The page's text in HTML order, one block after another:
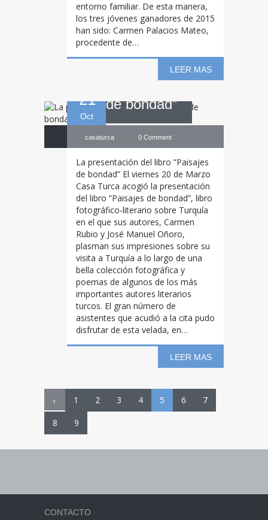
entorno familiar. De esta manera,
los tres jóvenes ganadores de 2015
han sido: Carmen Palacios Mateo,
procedente de…
LEER MAS
21
Oct
Lapresentación
del libro ”Paisajes
de bondad”
casaturca 0 Comment
La presentación del libro ”Paisajes
de bondad” El viernes 20 de Marzo
Casa Turca acogió la presentación
del libro “Paisajes de bondad”, libro
fotográfico-literario sobre Turquía
en el que sus autores, Carmen
Rubio y José Manuel Oñoro,
plasman sus impresiones sobre su
visita a Turquía a lo largo de una
bella colección fotográfica y
poemas de algunos de los más
importantes autores literarios
turcos. El gran número de
asistentes que acudió a la cita pudo
disfrutar de esta velada, en…
LEER MAS
‹ 1 2 3 4 5 6
7
8
9
CONTACTO